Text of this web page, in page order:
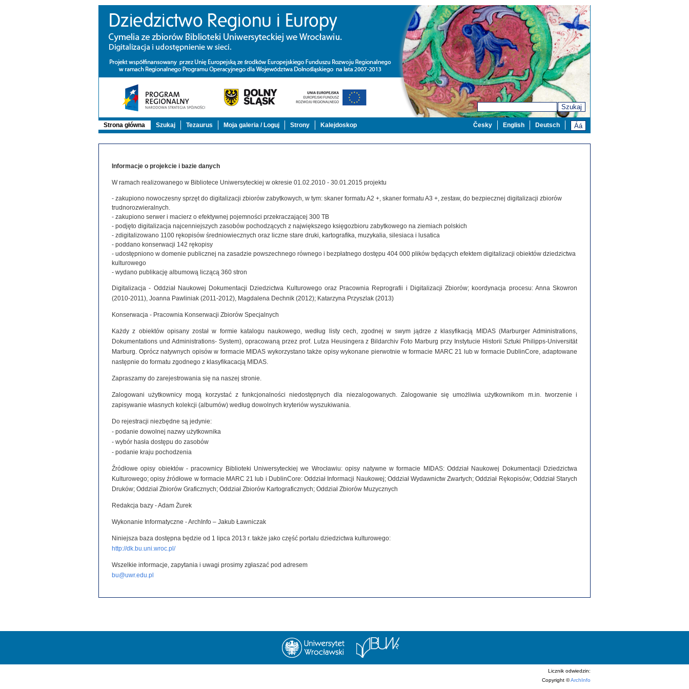
Szukaj
Strona główna Szukaj Tezaurus Moja galeria / Loguj Strony Kalejdoskop Deutsch
English
Česky
Informacje o projekcie i bazie danych
W ramach realizowanego w Bibliotece Uniwersyteckiej w okresie 01.02.2010 - 30.01.2015 projektu
- zakupiono nowoczesny sprzęt do digitalizacji zbiorów zabytkowych, w tym: skaner formatu A2 +, skaner formatu A3 +, zestaw, do bezpiecznej digitalizacji zbiorów
trudnorozwieralnych.
- zakupiono serwer i macierz o efektywnej pojemności przekraczającej 300 TB
- podjęto digitalizacja najcenniejszych zasobów pochodzących z największego księgozbioru zabytkowego na ziemiach polskich
- zdigitalizowano 1100 rękopisów średniowiecznych oraz liczne stare druki, kartografika, muzykalia, silesiaca i lusatica
- poddano konserwacji 142 rękopisy
- udostępniono w domenie publicznej na zasadzie powszechnego równego i bezpłatnego dostępu 404 000 plików będących efektem digitalizacji obiektów dziedzictwa
kulturowego
- wydano publikację albumową liczącą 360 stron
Digitalizacja - Oddział Naukowej Dokumentacji Dziedzictwa Kulturowego oraz Pracownia Reprografii i Digitalizacji Zbiorów; koordynacja procesu: Anna Skowron
(2010-2011), Joanna Pawliniak (2011-2012), Magdalena Dechnik (2012); Katarzyna Przyszlak (2013)
Konserwacja - Pracownia Konserwacji Zbiorów Specjalnych
Każdy z obiektów opisany został w formie katalogu naukowego, według listy cech, zgodnej w swym jądrze z klasyfikacją MIDAS (Marburger Administrations,
Dokumentations und Administrations- System), opracowaną przez prof. Lutza Heusingera z Bildarchiv Foto Marburg przy Instytucie Historii Sztuki Philipps-Universität
Marburg. Oprócz natywnych opisów w formacie MIDAS wykorzystano także opisy wykonane pierwotnie w formacie MARC 21 lub w formacie DublinCore, adaptowane
następnie do formatu zgodnego z klasyfikacacją MIDAS.
Zapraszamy do zarejestrowania się na naszej stronie.
Zalogowani użytkownicy mogą korzystać z funkcjonalności niedostępnych dla niezalogowanych. Zalogowanie się umożliwia użytkownikom m.in. tworzenie i
zapisywanie własnych kolekcji (albumów) według dowolnych kryteriów wyszukiwania.
Do rejestracji niezbędne są jedynie:
- podanie dowolnej nazwy użytkownika
- wybór hasła dostępu do zasobów
- podanie kraju pochodzenia
Źródłowe opisy obiektów - pracownicy Biblioteki Uniwersyteckiej we Wrocławiu: opisy natywne w formacie MIDAS: Oddział Naukowej Dokumentacji Dziedzictwa
Kulturowego; opisy źródłowe w formacie MARC 21 lub i DublinCore: Oddział Informacji Naukowej; Oddział Wydawnictw Zwartych; Oddział Rękopisów; Oddział Starych
Druków; Oddział Zbiorów Graficznych; Oddział Zbiorów Kartograficznych; Oddział Zbiorów Muzycznych
Redakcja bazy - Adam Żurek
Wykonanie Informatyczne - ArchInfo – Jakub Ławniczak
Niniejsza baza dostępna będzie od 1 lipca 2013 r. także jako część portalu dziedzictwa kulturowego:
http://dk.bu.uni.wroc.pl/
Wszelkie informacje, zapytania i uwagi prosimy zgłaszać pod adresem
bu@uwr.edu.pl
Licznik odwiedzin:
Copyright ©ArchInfo